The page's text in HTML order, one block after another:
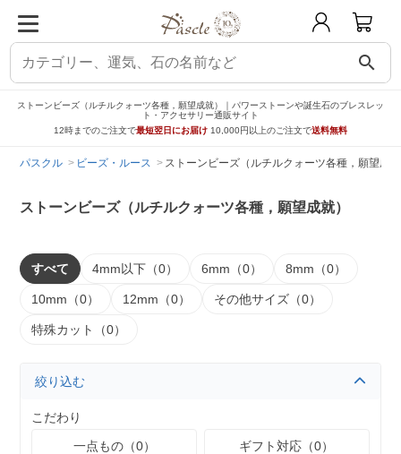
search
ストーンビーズ（ルチルクォーツ各種，願望成就）｜パワーストーンや誕生石のブレスレッ
ト・アクセサリー通販サイト
12時までのご注文で最短翌日にお届け 10,000円以上のご注文で送料無料
パスクル ビーズ・ルース ストーンビーズ（ルチルクォーツ各種，願望成
ストーンビーズ（ルチルクォーツ各種，願望成就）
すべて 4mm以下（0） 6mm（0） 8mm（0）
10mm（0） 12mm（0） その他サイズ（0）
特殊カット（0）
絞り込む
こだわり
一点もの（0）
ギフト対応（0）